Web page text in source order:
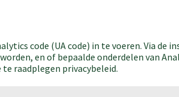
code (UA code) in te voeren. Via de
en of bepaalde onderdelen van
raadplegen privacybeleid.